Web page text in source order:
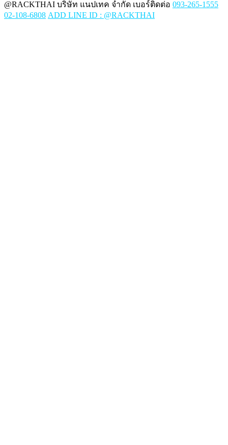
@RACKTHAI บริษัท แนปเทค จำกัด เบอร์ติดต่อ 093-265-1555
02-108-6808 ADD LINE ID : @RACKTHAI